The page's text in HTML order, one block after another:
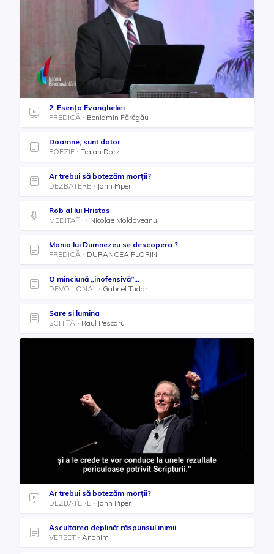
2. Esența Evangheliei
PREDICĂ
Beniamin Fărăgău
Doamne, sunt dator
POEZIE
Traian Dorz
Ar trebui să botezăm morții?
DEZBATERE
John Piper
Rob al lui Hristos
MEDITAȚII
Nicolae Moldoveanu
Mania lui Dumnezeu se descopera ?
PREDICĂ
DURANCEA FLORIN
O minciună „inofensivă”...
DEVOȚIONAL
Gabriel Tudor
Sare si lumina
SCHIȚĂ
Raul Pescaru
Ar trebui să botezăm morții?
DEZBATERE
John Piper
Ascultarea deplină: răspunsul inimii
VERSET
Anonim